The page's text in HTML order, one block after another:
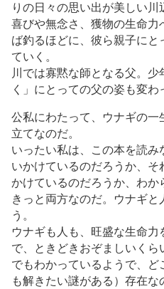
りの日々の思い出が美しい川
喜びや無念さ、獲物の生命
ば釣るほどに、彼ら親子に
ていく。
川では寡黙な師となる父。
く」にとっての父の姿も変わ
公私にわたって、ウナギの
立てなのだ。
いったい私は、この本を読
いかけているのだろうか、
かけているのだろうか、わか
きっと両方なのだ。ウナギ
う。
ウナギも人も、旺盛な生命
で、ときどきおぞましいく
でもわかっているようで、
も解きたい謎がある）存在な